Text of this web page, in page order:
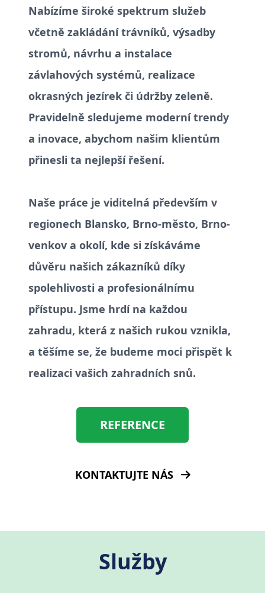
Nabízíme široké spektrum služeb
včetně zakládání trávníků, výsadby
stromů, návrhu a instalace
závlahových systémů, realizace
okrasných jezírek či údržby zeleně.
Pravidelně sledujeme moderní trendy
a inovace, abychom našim klientům
přinesli ta nejlepší řešení.
Naše práce je viditelná především v
regionech Blansko, Brno-město, Brno-
venkov a okolí, kde si získáváme
důvěru našich zákazníků díky
spolehlivosti a profesionálnímu
přístupu. Jsme hrdí na každou
zahradu, která z našich rukou vznikla,
a těšíme se, že budeme moci přispět k
realizaci vašich zahradních snů.
REFERENCE
KONTAKTUJTE NÁS
Služby